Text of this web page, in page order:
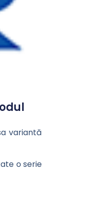
variantă
o serie